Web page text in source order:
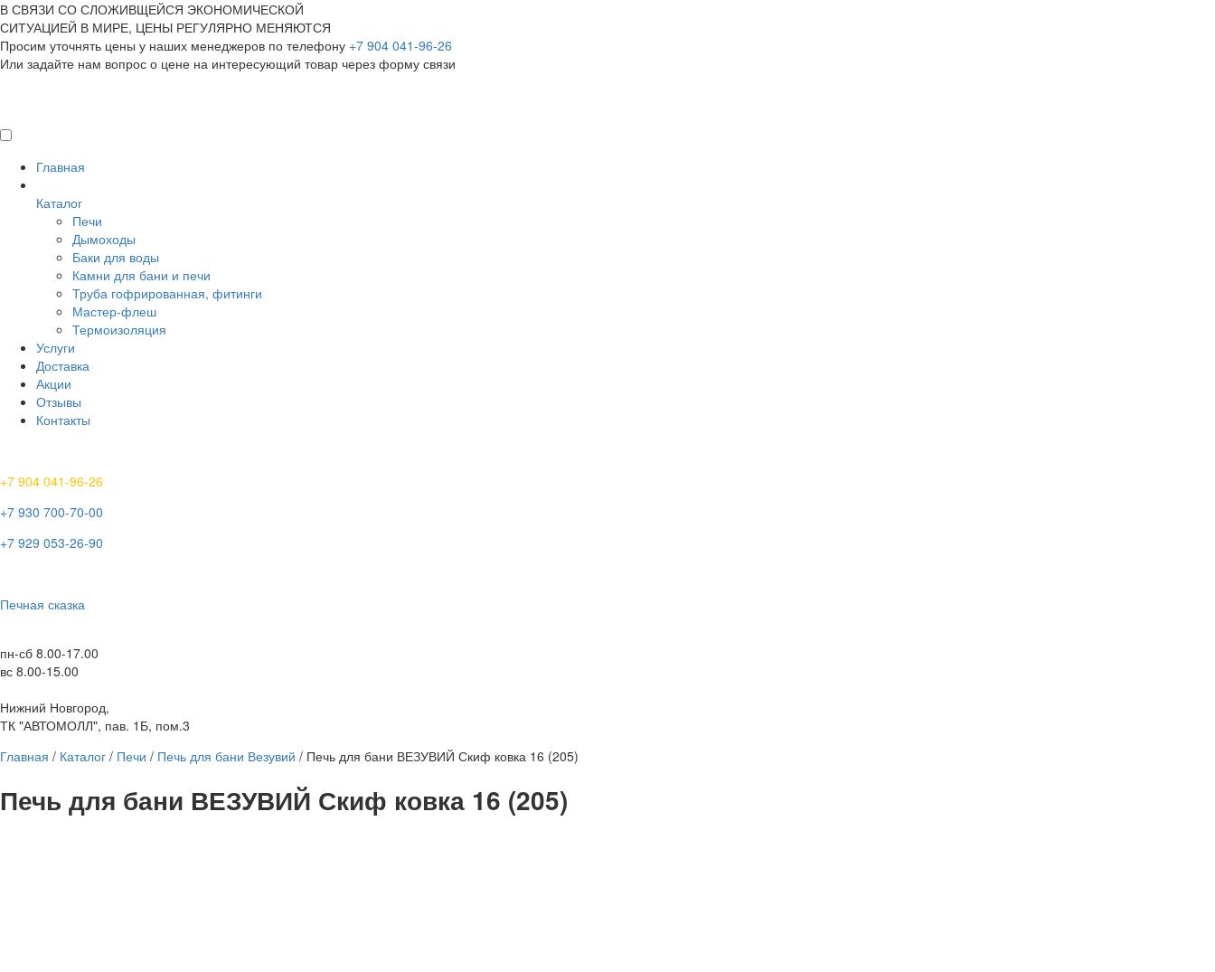
В СВЯЗИ СО СЛОЖИВЩЕЙСЯ ЭКОНОМИЧЕСКОЙ
СИТУАЦИЕЙ В МИРЕ, ЦЕНЫ РЕГУЛЯРНО МЕНЯЮТСЯ
Просим уточнять цены у наших менеджеров по телефону +7 904 041-96-26
Или задайте нам вопрос о цене на интересующий товар через форму связи
Главная
Каталог
Печи
Дымоходы
Баки для воды
Камни для бани и печи
Труба гофрированная, фитинги
Мастер-флеш
Термоизоляция
Услуги
Доставка
Акции
Отзывы
Контакты
+7 904 041-96-26
+7 930 700-70-00
+7 929 053-26-90
Печная сказка
пн-сб 8.00-17.00
вс 8.00-15.00
Нижний Новгород,
ТК "АВТОМОЛЛ", пав. 1Б, пом.3
Главная / Каталог / Печи / Печь для бани Везувий / Печь для бани ВЕЗУВИЙ Скиф ковка 16 (205)
Печь для бани ВЕЗУВИЙ Скиф ковка 16 (205)